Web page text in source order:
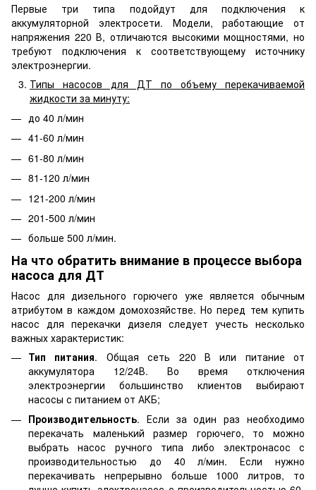
Первые три типа подойдут для подключения к
аккумуляторной электросети. Модели, работающие от
напряжения 220 В, отличаются высокими мощностями, но
требуют подключения к соответствующему источнику
электроэнергии.
Типы насосов для ДТ по объему перекачиваемой
жидкости за минуту:
до 40 л/мин
41-60 л/мин
61-80 л/мин
81-120 л/мин
121-200 л/мин
201-500 л/мин
больше 500 л/мин.
На что обратить внимание в процессе выбора
насоса для ДТ
Насос для дизельного горючего уже является обычным
атрибутом в каждом домохозяйстве. Но перед тем купить
насос для перекачки дизеля следует учесть несколько
важных характеристик:
Тип питания. Общая сеть 220 В или питание от
аккумулятора 12/24В. Во время отключения
электроэнергии большинство клиентов выбирают
насосы с питанием от АКБ;
Производительность. Если за один раз необходимо
перекачать маленький размер горючего, то можно
выбрать насос ручного типа либо электронасос с
производительностью до 40 л/мин. Если нужно
перекачивать непрерывно больше 1000 литров, то